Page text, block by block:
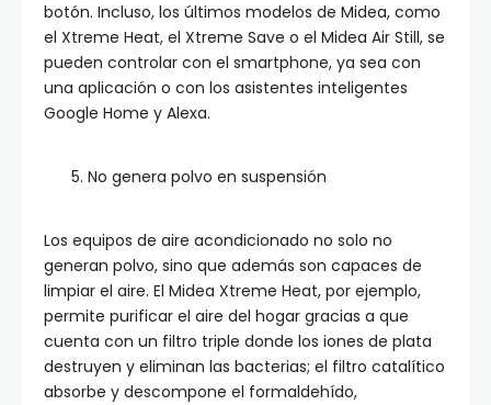
botón. Incluso, los últimos modelos de Midea, como
el Xtreme Heat, el Xtreme Save o el Midea Air Still, se
pueden controlar con el smartphone, ya sea con
una aplicación o con los asistentes inteligentes
Google Home y Alexa.
No genera polvo en suspensión
Los equipos de aire acondicionado no solo no
generan polvo, sino que además son capaces de
limpiar el aire. El Midea Xtreme Heat, por ejemplo,
permite purificar el aire del hogar gracias a que
cuenta con un filtro triple donde los iones de plata
destruyen y eliminan las bacterias; el filtro catalítico
absorbe y descompone el formaldehído,